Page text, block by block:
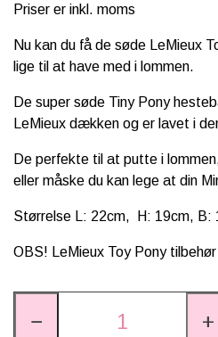
Priser er inkl. moms
Nu kan du få de søde LeMieux
lige til at have med i lommen.
De super søde Tiny Pony
LeMieux dækken og er lavet i
De perfekte til at putte i
eller måske du kan lege at din
Størrelse L: 22cm, H: 19cm, B:
OBS! LeMieux Toy Pony
− +